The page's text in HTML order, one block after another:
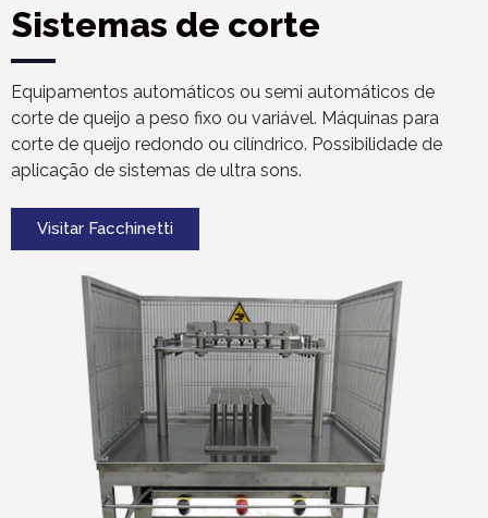
Sistemas de corte
Equipamentos automáticos ou semi automáticos de
corte de queijo a peso fixo ou variável. Máquinas para
corte de queijo redondo ou cilíndrico. Possibilidade de
aplicação de sistemas de ultra sons.
Visitar Facchinetti